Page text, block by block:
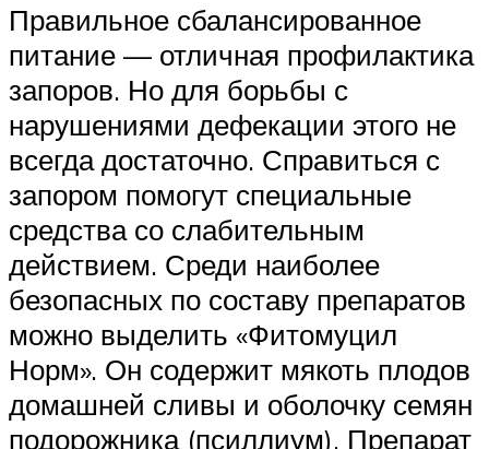
Правильное сбалансированное
питание — отличная профилактика
запоров. Но для борьбы с
нарушениями дефекации этого не
всегда достаточно. Справиться с
запором помогут специальные
средства со слабительным
действием. Среди наиболее
безопасных по составу препаратов
можно выделить «Фитомуцил
Норм». Он содержит мякоть плодов
домашней сливы и оболочку семян
подорожника (псиллиум). Препарат